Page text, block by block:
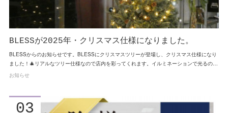
BLESSが2025年・クリスマス仕様になりました。
BLESSからのお知らせです。BLESSにクリスマスツリーが登場し、クリスマス仕様になり
ました！🎄リアルなツリー仕様なので店内を彩ってくれます。イルミネーションで光るの…
お知らせ
03